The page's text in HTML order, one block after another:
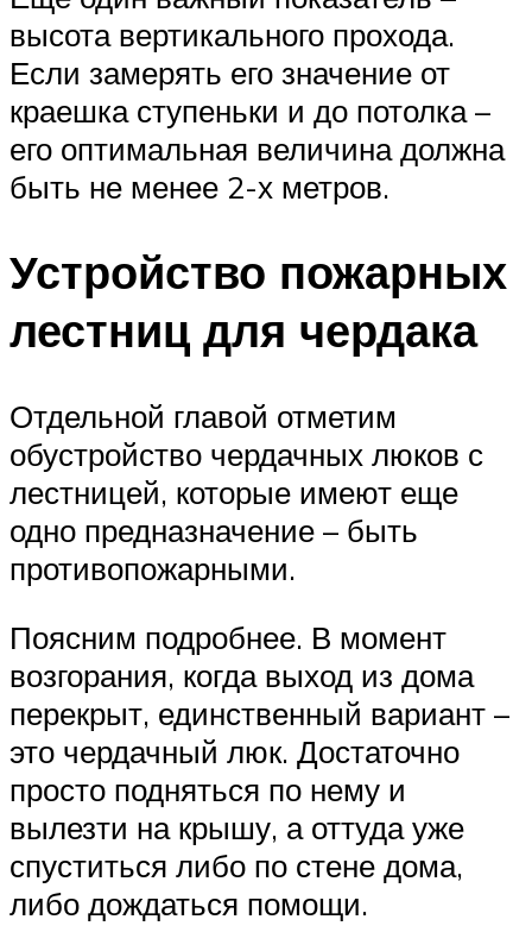
высота вертикального прохода.
Если замерять его значение от
краешка ступеньки и до потолка –
его оптимальная величина должна
быть не менее 2-х метров.
Устройство пожарных
лестниц для чердака
Отдельной главой отметим
обустройство чердачных люков с
лестницей, которые имеют еще
одно предназначение – быть
противопожарными.
Поясним подробнее. В момент
возгорания, когда выход из дома
перекрыт, единственный вариант –
это чердачный люк. Достаточно
просто подняться по нему и
вылезти на крышу, а оттуда уже
спуститься либо по стене дома,
либо дождаться помощи.